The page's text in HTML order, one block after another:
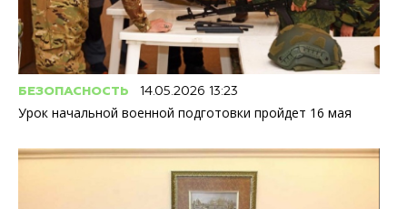
БЕЗОПАСНОСТЬ 14.05.2026 13:23
Урок начальной военной подготовки пройдет 16 мая